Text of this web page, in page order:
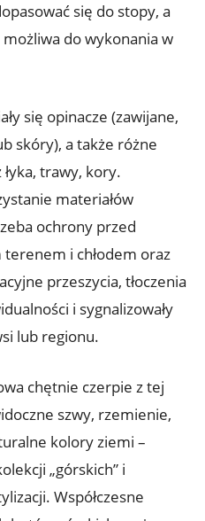
się do stopy, a
do wykonania w
się opinacze (zawijane,
skóry), a także różne
łyka, trawy, kory.
materiałów
ochrony przed
i chłodem oraz
przeszycia, tłoczenia
i sygnalizowały
lub regionu.
chętnie czerpie z tej
szwy, rzemienie,
kolory ziemi –
„górskich” i
Współczesne